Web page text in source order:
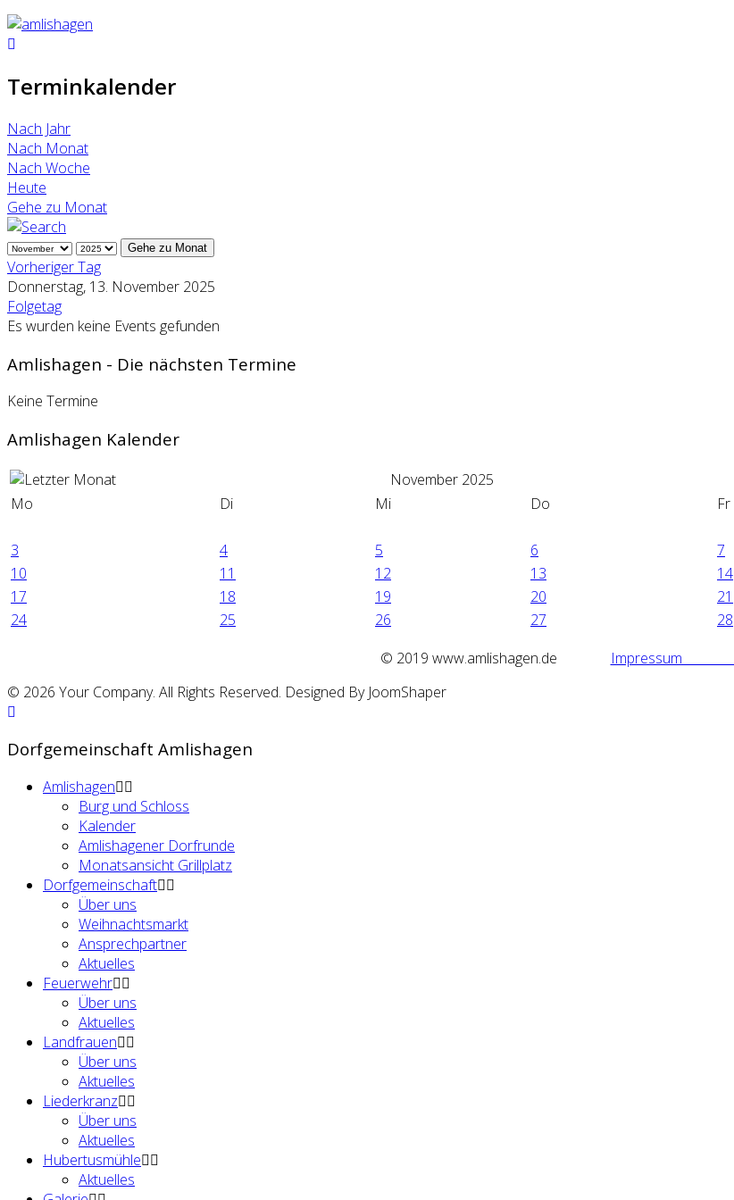
Terminkalender
Nach Jahr
Nach Monat
Nach Woche
Heute
Gehe zu Monat
Gehe zu Monat
Vorheriger Tag
Donnerstag, 13. November 2025
Folgetag
Es wurden keine Events gefunden
Amlishagen - Die nächsten Termine
Keine Termine
Amlishagen Kalender
November 2025
Mo
Di Mi Do Fr
3
4 5 6 7
10
11 12 13 14
17
18 19 20 21
24
25 26 27 28
© 2019 www.amlishagen.de Impressum
© 2026 Your Company. All Rights Reserved. Designed By JoomShaper
Dorfgemeinschaft Amlishagen
Amlishagen
Burg und Schloss
Kalender
Amlishagener Dorfrunde
Monatsansicht Grillplatz
Dorfgemeinschaft
Über uns
Weihnachtsmarkt
Ansprechpartner
Aktuelles
Feuerwehr
Über uns
Aktuelles
Landfrauen
Über uns
Aktuelles
Liederkranz
Über uns
Aktuelles
Hubertusmühle
Aktuelles